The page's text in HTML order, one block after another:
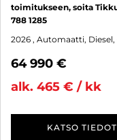
toimitukseen, soita
788 1285
2026 , Automaatti, Diesel,
64 990 €
alk. 465 € / kk
KATSO TIEDOT